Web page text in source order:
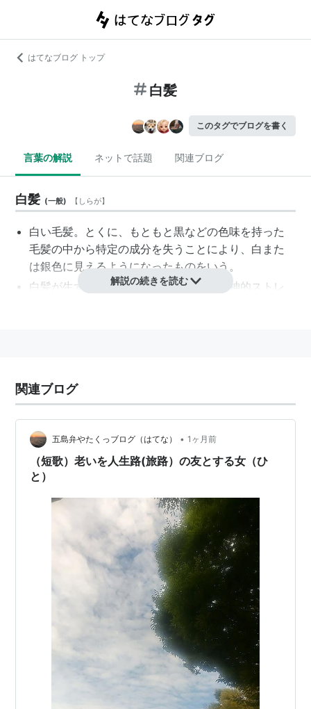
はてなブログ トップ
白髪
このタグでブログを書く
言葉の解説 ネットで話題 関連ブログ
白髪 (一般) 【 しらが】
白い毛髪。とくに、もともと黒などの色味を持った
毛髪の中から特定の成分を失うことにより、白また
は銀色に見えるようになったものをいう。
白髪が生ずる原因の大半は加齢または精神的ストレ
解説の続きを読む
関連ブログ
五島弁やたくっブログ（はてな） • 1ヶ月前
（短歌）老いを人生路(旅路）の友とする女（ひ
と）